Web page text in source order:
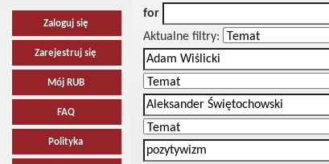
Zaloguj się
Zarejestruj się
Mój RUB
FAQ
Polityka
for
Aktualne filtry: